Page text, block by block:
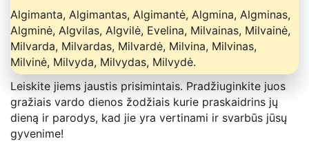
Algimanta, Algimantas, Algimantė, Algmina, Algminas,
Algminė, Algvilas, Algvilė, Evelina, Milvainas, Milvainė,
Milvarda, Milvardas, Milvardė, Milvina, Milvinas,
Milvinė, Milvyda, Milvydas, Milvydė.
Leiskite jiems jaustis prisimintais. Pradžiuginkite juos
gražiais vardo dienos žodžiais kurie praskaidrins jų
dieną ir parodys, kad jie yra vertinami ir svarbūs jūsų
gyvenime!